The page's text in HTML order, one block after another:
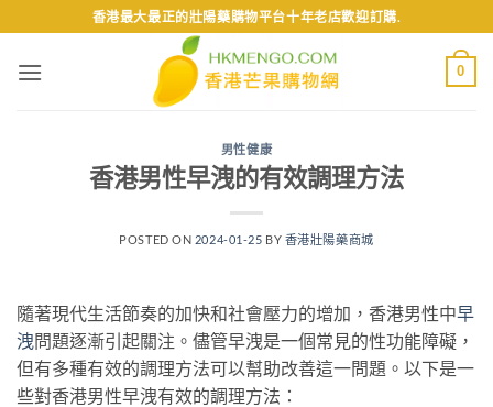
to
content
香港最大最正的壯陽藥購物平台十年老店歡迎訂購.
0
男性健康
香港男性早洩的有效調理方法
POSTED ON 2024-01-25 BY 香港壯陽藥商城
隨著現代生活節奏的加快和社會壓力的增加，香港男性中早
洩問題逐漸引起關注。儘管早洩是一個常見的性功能障礙，
但有多種有效的調理方法可以幫助改善這一問題。以下是一
些對香港男性早洩有效的調理方法：